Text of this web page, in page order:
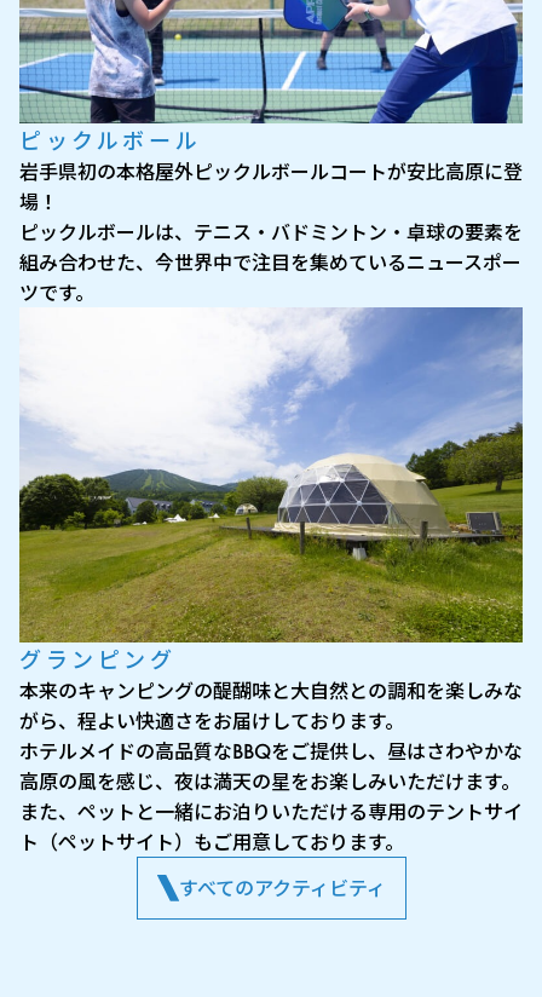
ピックルボール
岩手県初の本格屋外ピックルボールコートが安比高原に登
場！
ピックルボールは、テニス・バドミントン・卓球の要素を
組み合わせた、今世界中で注目を集めているニュースポー
ツです。
グランピング
本来のキャンピングの醍醐味と大自然との調和を楽しみな
がら、程よい快適さをお届けしております。
ホテルメイドの高品質なBBQをご提供し、昼はさわやかな
高原の風を感じ、夜は満天の星をお楽しみいただけます。
また、ペットと一緒にお泊りいただける専用のテントサイ
ト（ペットサイト）もご用意しております。
すべてのアクティビティ